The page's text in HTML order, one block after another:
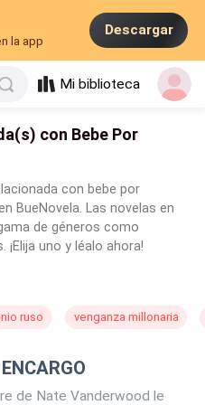
la app
Descargar
Mi biblioteca
con Bebe Por
con bebe por
BueNovela. Las novelas en
de géneros como
¡Elija uno y léalo ahora!
ruso venganza millonaria
de Nate Vanderwood le